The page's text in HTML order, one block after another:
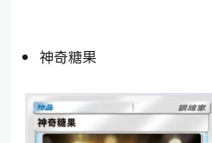
神奇糖果